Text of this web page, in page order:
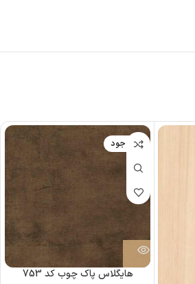
ناموجود
هایگلاس پاک چوب کد 753